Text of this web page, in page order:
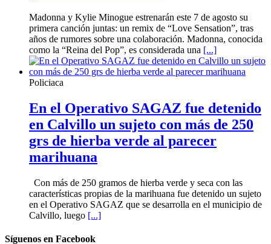
Madonna y Kylie Minogue estrenarán este 7 de agosto su
primera canción juntas: un remix de “Love Sensation”, tras
años de rumores sobre una colaboración. Madonna, conocida
como la “Reina del Pop”, es considerada una [...]
Policiaca
En el Operativo SAGAZ fue detenido
en Calvillo un sujeto con más de 250
grs de hierba verde al parecer
marihuana
Con más de 250 gramos de hierba verde y seca con las
características propias de la marihuana fue detenido un sujeto
en el Operativo SAGAZ que se desarrolla en el municipio de
Calvillo, luego [...]
Síguenos en Facebook